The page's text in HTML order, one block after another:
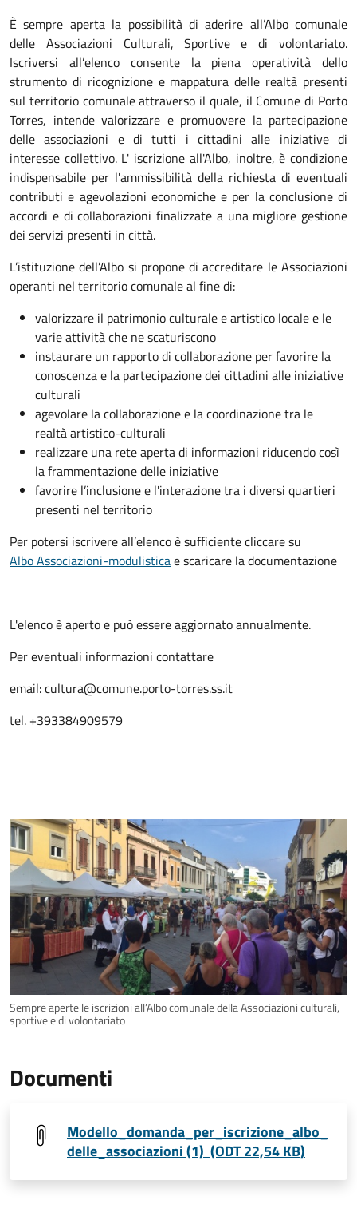
È sempre aperta la possibilità di aderire all’Albo comunale
delle Associazioni Culturali, Sportive e di volontariato.
Iscriversi all’elenco consente la piena operatività dello
strumento di ricognizione e mappatura delle realtà presenti
sul territorio comunale attraverso il quale, il Comune di Porto
Torres, intende valorizzare e promuovere la partecipazione
delle associazioni e di tutti i cittadini alle iniziative di
interesse collettivo. L' iscrizione all'Albo, inoltre, è condizione
indispensabile per l'ammissibilità della richiesta di eventuali
contributi e agevolazioni economiche e per la conclusione di
accordi e di collaborazioni finalizzate a una migliore gestione
dei servizi presenti in città.
L’istituzione dell’Albo si propone di accreditare le Associazioni
operanti nel territorio comunale al fine di:
valorizzare il patrimonio culturale e artistico locale e le
varie attività che ne scaturiscono
instaurare un rapporto di collaborazione per favorire la
conoscenza e la partecipazione dei cittadini alle iniziative
culturali
agevolare la collaborazione e la coordinazione tra le
realtà artistico-culturali
realizzare una rete aperta di informazioni riducendo così
la frammentazione delle iniziative
favorire l’inclusione e l'interazione tra i diversi quartieri
presenti nel territorio
Per potersi iscrivere all’elenco è sufficiente cliccare su
Albo Associazioni-modulisticae scaricare la documentazione
L'elenco è aperto e può essere aggiornato annualmente.
Per eventuali informazioni contattare
email: cultura@comune.porto-torres.ss.it
tel. +393384909579
Sempre aperte le iscrizioni all’Albo comunale della Associazioni culturali,
sportive e di volontariato
Documenti
Modello_domanda_per_iscrizione_albo_
delle_associazioni (1) (ODT 22,54 KB)